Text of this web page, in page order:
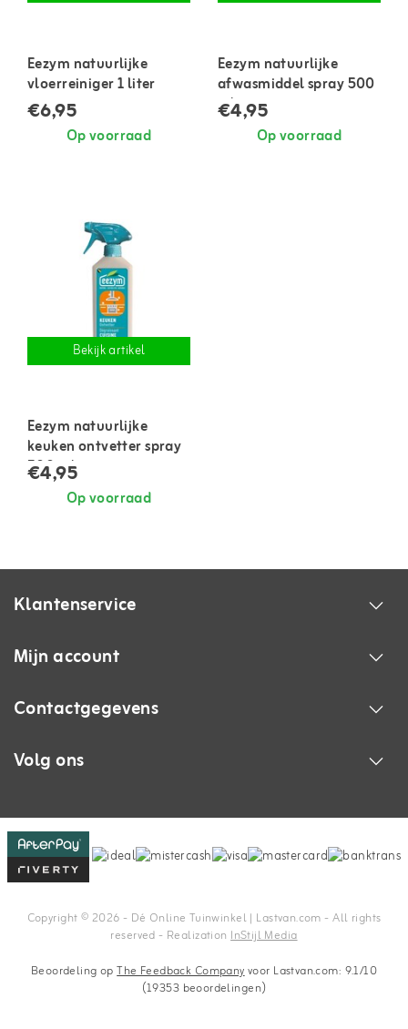
Eezym natuurlijke
vloerreiniger 1 liter
€6,95
Op voorraad
Eezym natuurlijke
afwasmiddel spray 500
ml
€4,95
Op voorraad
Bekijk artikel
Eezym natuurlijke
keuken ontvetter spray
500 ml
€4,95
Op voorraad
Klantenservice
Mijn account
Contactgegevens
Volg ons
Copyright © 2026 - Dé Online Tuinwinkel | Lastvan.com‎ - All rights
reserved - RealizationInStijl Media
Beoordeling opThe Feedback Companyvoor Lastvan.com: 9.1/10
(19353 beoordelingen)